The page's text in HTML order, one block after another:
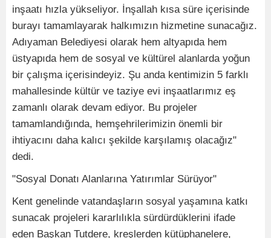
inşaatı hızla yükseliyor. İnşallah kısa süre içerisinde
burayı tamamlayarak halkımızın hizmetine sunacağız.
Adıyaman Belediyesi olarak hem altyapıda hem
üstyapıda hem de sosyal ve kültürel alanlarda yoğun
bir çalışma içerisindeyiz. Şu anda kentimizin 5 farklı
mahallesinde kültür ve taziye evi inşaatlarımız eş
zamanlı olarak devam ediyor. Bu projeler
tamamlandığında, hemşehrilerimizin önemli bir
ihtiyacını daha kalıcı şekilde karşılamış olacağız"
dedi.
"Sosyal Donatı Alanlarına Yatırımlar Sürüyor"
Kent genelinde vatandaşların sosyal yaşamına katkı
sunacak projeleri kararlılıkla sürdürdüklerini ifade
eden Başkan Tutdere, kreşlerden kütüphanelere,